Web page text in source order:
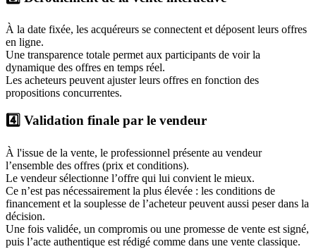
À la date fixée, les acquéreurs se connectent et déposent leurs offres
en ligne.
Une transparence totale permet aux participants de voir la
dynamique des offres en temps réel.
Les acheteurs peuvent ajuster leurs offres en fonction des
propositions concurrentes.
4️⃣ Validation finale par le vendeur
À l'issue de la vente, le professionnel présente au vendeur
l’ensemble des offres (prix et conditions).
Le vendeur sélectionne l’offre qui lui convient le mieux.
Ce n’est pas nécessairement la plus élevée : les conditions de
financement et la souplesse de l’acheteur peuvent aussi peser dans la
décision.
Une fois validée, un compromis ou une promesse de vente est signé,
puis l’acte authentique est rédigé comme dans une vente classique.